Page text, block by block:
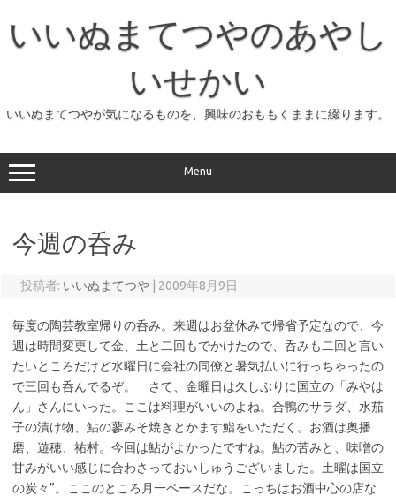
プ
いいぬまてつやのあやし
いせかい
いいぬまてつやが気になるものを、興味のおももくままに綴ります。
Menu
今週の呑み
投稿者: いいぬまてつや 2009年8月9日
毎度の陶芸教室帰りの呑み。来週はお盆休みで帰省予定なので、今
週は時間変更して金、土と二回もでかけたので、呑みも二回と言い
たいところだけど水曜日に会社の同僚と暑気払いに行っちゃったの
で三回も呑んでるぞ。 さて、金曜日は久しぶりに国立の「みやは
ん」さんにいった。ここは料理がいいのよね。合鴨のサラダ、水茄
子の漬け物、鮎の蓼みそ焼きとかます鮨をいただく。お酒は奥播
磨、遊穂、祐村。今回は鮎がよかったですね。鮎の苦みと、味噌の
甘みがいい感じに合わさっておいしゅうございました。土曜は国立
の炭々”。ここのところ月一ペースだな。こっちはお酒中心の店な